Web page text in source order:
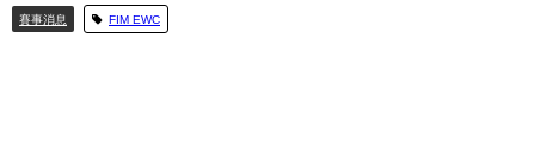
賽事消息 FIM EWC